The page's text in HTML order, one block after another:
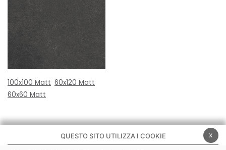
100x100 Matt 60x120 Matt
60x60 Matt
x
QUESTO SITO UTILIZZA I COOKIE